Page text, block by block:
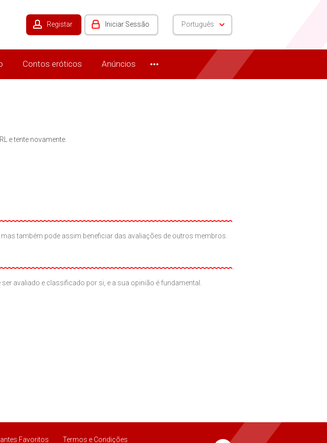
Registar Iniciar Sessão Português
Contos eróticos Anúncios
e tente novamente.
também pode assim beneficiar das avaliações de outros membros.
avaliado e classificado por si, e a sua opinião é fundamental.
Favoritos Termos e Condições